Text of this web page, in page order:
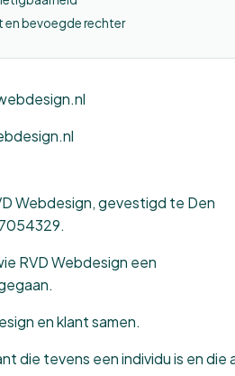
en bevoegde rechter
Webdesign, gevestigd te Den
RVD Webdesign een
en klant samen.
die tevens een individu is en die